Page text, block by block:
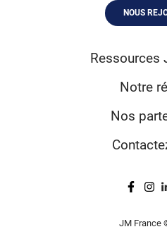
NOUS
Ressources
Notre
Nos
JM France